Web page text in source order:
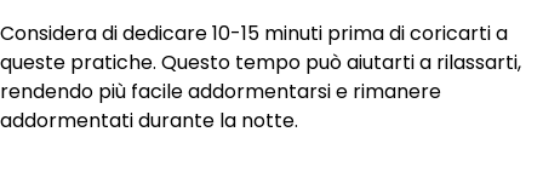
Considera di dedicare 10-15 minuti prima di coricarti a
queste pratiche. Questo tempo può aiutarti a rilassarti,
rendendo più facile addormentarsi e rimanere
addormentati durante la notte.